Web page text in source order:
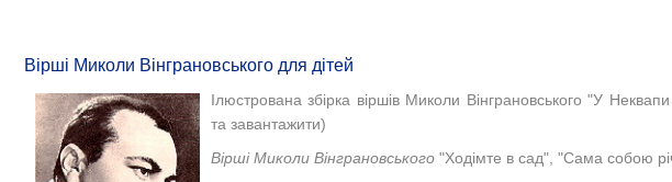
Вірші Миколи Вінграновського для дітей
Ілюстрована збірка віршів Миколи Вінграновського"У Неквапи
та завантажити)
Вірші Миколи Вінграновського "Ходімте в сад", "Сама собою